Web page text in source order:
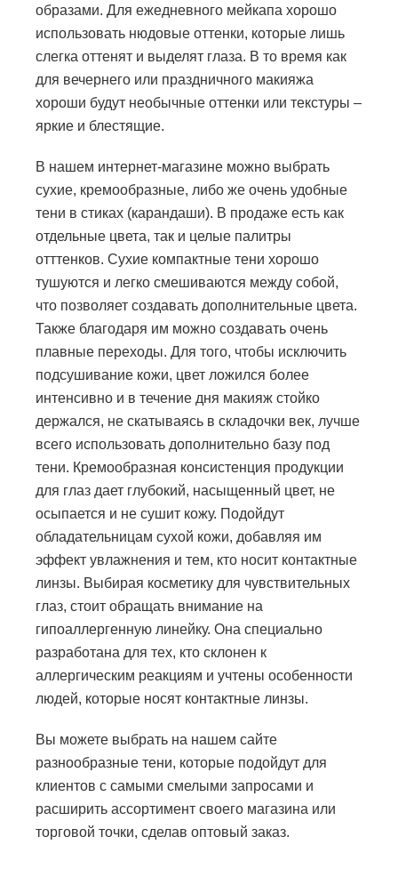
образами. Для ежедневного мейкапа хорошо
использовать нюдовые оттенки, которые лишь
слегка оттенят и выделят глаза. В то время как
для вечернего или праздничного макияжа
хороши будут необычные оттенки или текстуры –
яркие и блестящие.
В нашем интернет-магазине можно выбрать
сухие, кремообразные, либо же очень удобные
тени в стиках (карандаши). В продаже есть как
отдельные цвета, так и целые палитры
отттенков. Сухие компактные тени хорошо
тушуются и легко смешиваются между собой,
что позволяет создавать дополнительные цвета.
Также благодаря им можно создавать очень
плавные переходы. Для того, чтобы исключить
подсушивание кожи, цвет ложился более
интенсивно и в течение дня макияж стойко
держался, не скатываясь в складочки век, лучше
всего использовать дополнительно базу под
тени. Кремообразная консистенция продукции
для глаз дает глубокий, насыщенный цвет, не
осыпается и не сушит кожу. Подойдут
обладательницам сухой кожи, добавляя им
эффект увлажнения и тем, кто носит контактные
линзы. Выбирая косметику для чувствительных
глаз, стоит обращать внимание на
гипоаллергенную линейку. Она специально
разработана для тех, кто склонен к
аллергическим реакциям и учтены особенности
людей, которые носят контактные линзы.
Вы можете выбрать на нашем сайте
разнообразные тени, которые подойдут для
клиентов с самыми смелыми запросами и
расширить ассортимент своего магазина или
торговой точки, сделав оптовый заказ.